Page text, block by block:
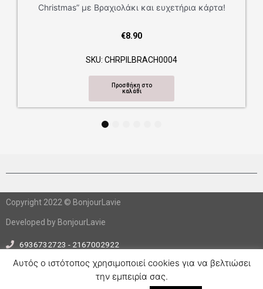
με Βραχιολάκι και ευχετήρια κάρτα!
SKU: CHRPILBRACH0004
4
Copyright 2022 © BonjourLavie
Developed by BonjourLavie
6936732723 - 2167002922
info@bonjourlavie.gr
Αυτός ο ιστότοπος χρησιμοποιεί cookies για να βελτιώσει
την εμπειρία σας.